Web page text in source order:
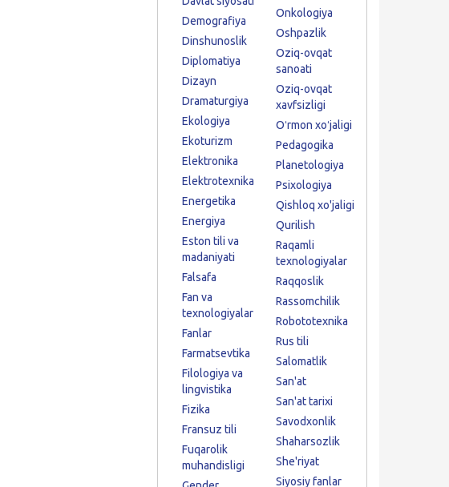
Demografiya
Dinshunoslik
Diplomatiya
Dizayn
Dramaturgiya
Ekologiya
Ekoturizm
Elektronika
Elektrotexnika
Energetika
Energiya
Eston tili va
madaniyati
Falsafa
Fan va
texnologiyalar
Fanlar
Farmatsevtika
Filologiya va
lingvistika
Fizika
Fransuz tili
Fuqarolik
muhandisligi
Onkologiya
Oshpazlik
Oziq-ovqat
sanoati
Oziq-ovqat
xavfsizligi
Oʻrmon xoʻjaligi
Pedagogika
Planetologiya
Psixologiya
Qishloq xo'jaligi
Qurilish
Raqamli
texnologiyalar
Raqqoslik
Rassomchilik
Robototexnika
Rus tili
Salomatlik
San'at
San'at tarixi
Savodxonlik
Shaharsozlik
She'riyat
Siyosiy fanlar